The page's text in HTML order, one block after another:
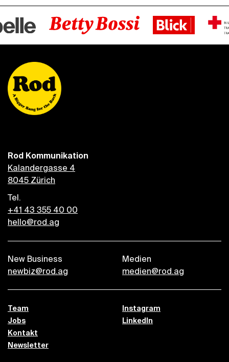
Rod Kommunikation
Kalandergasse 4
8045 Zürich
Tel.
+41 43 355 40 00
hello@rod.ag
New Business
newbiz@rod.ag
Medien
medien@rod.ag
Team
Jobs
Kontakt
Newsletter
Instagram
LinkedIn